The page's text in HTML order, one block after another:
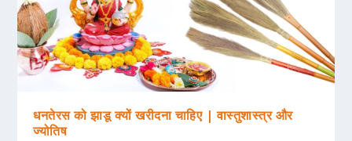
धनतेरस को झाडू क्यों खरीदना चाहिए | वास्तुशास्त्र और
ज्योतिष